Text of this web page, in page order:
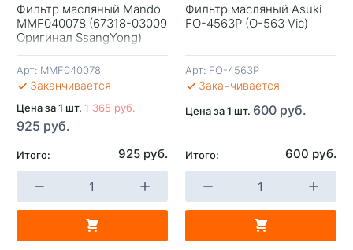
Фильтр масляный Mando
MMF040078 (67318-03009
Оригинал SsangYong)
Арт: MMF040078
Заканчивается
Цена за 1 шт. 1 365 руб.
925 руб.
Итого: 925 руб.
Фильтр масляный Asuki
FO-4563P (O-563 Vic)
Арт: FO-4563P
Заканчивается
Цена за 1 шт. 600 руб.
Итого: 600 руб.
+
КОРЗИНУ В КОРЗИНУ